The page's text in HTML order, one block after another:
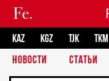
KAZ KGZ TJK TKM
НОВОСТИ
СТАТЬИ